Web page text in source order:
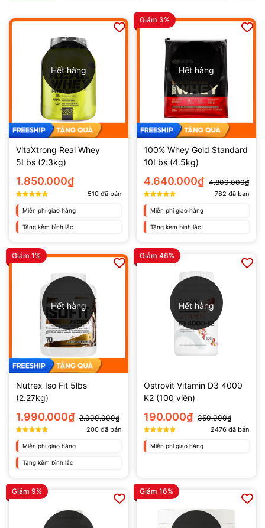
Hết hàng
VitaXtrong Real Whey
5Lbs (2.3kg)
1.850.000₫
510 đã bán
Miễn phí giao hàng
Tặng kèm bình lắc
Hết hàng
Giảm 3%
100% Whey Gold Standard
10Lbs (4.5kg)
4.640.000₫ 4.800.000₫
782 đã bán
Miễn phí giao hàng
Tặng kèm bình lắc
Hết hàng
Giảm 1%
Nutrex Iso Fit 5lbs
(2.27kg)
1.990.000₫ 2.000.000₫
200 đã bán
Miễn phí giao hàng
Tặng kèm bình lắc
Hết hàng
Giảm 46%
Ostrovit Vitamin D3 4000
K2 (100 viên)
190.000₫ 350.000₫
2476 đã bán
Miễn phí giao hàng
Giảm 9% Giảm 16%